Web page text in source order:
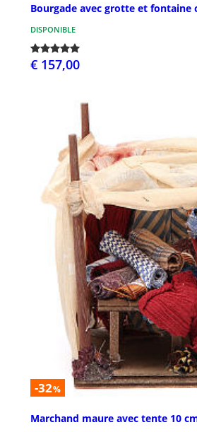
Bourgade avec grotte et fontaine
DISPONIBLE
€ 157,00
-32%
Marchand maure avec tente 10